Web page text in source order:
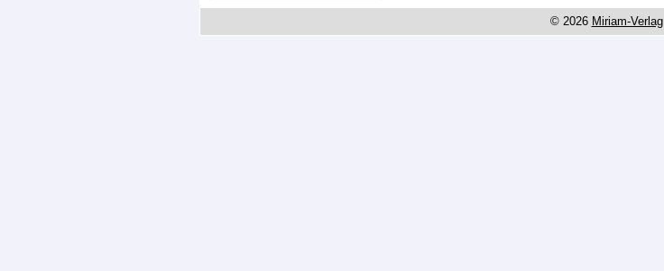
© 2026 Miriam-Verlag